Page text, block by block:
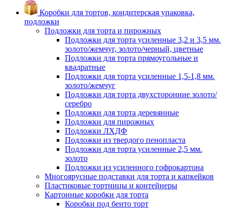
Коробки для тортов, кондитерская упаковка,
подложки
Подложки для торта и пирожных
Подложки для торта усиленные 3,2 и 3,5 мм.
золото/жемчуг, золото/черный, цветные
Подложки для торта прямоугольные и
квадратные
Подложки для торта усиленные 1,5-1,8 мм.
золото/жемчуг
Подложки для торта двухсторонние золото/
серебро
Подложки для торта деревянные
Подложки для пирожных
Подложки ЛХДФ
Подложки из твердого пенопласта
Подложки для торта усиленные 2,5 мм.
золото
Подложки из усиленного гофрокартона
Многоярусные подставки для торта и капкейков
Пластиковые тортницы и контейнеры
Картонные коробки для торта
Коробки под бенто торт